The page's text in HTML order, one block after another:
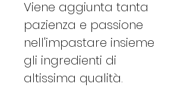
Viene aggiunta tanta
pazienza e passione
nell'impastare insieme
gli ingredienti di
altissima qualità.